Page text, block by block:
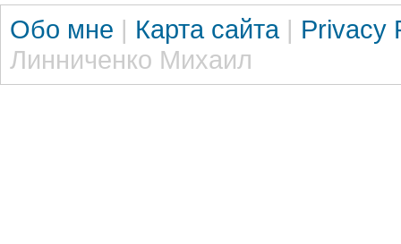
Обо мне | Карта сайта | Privacy
Линниченко Михаил